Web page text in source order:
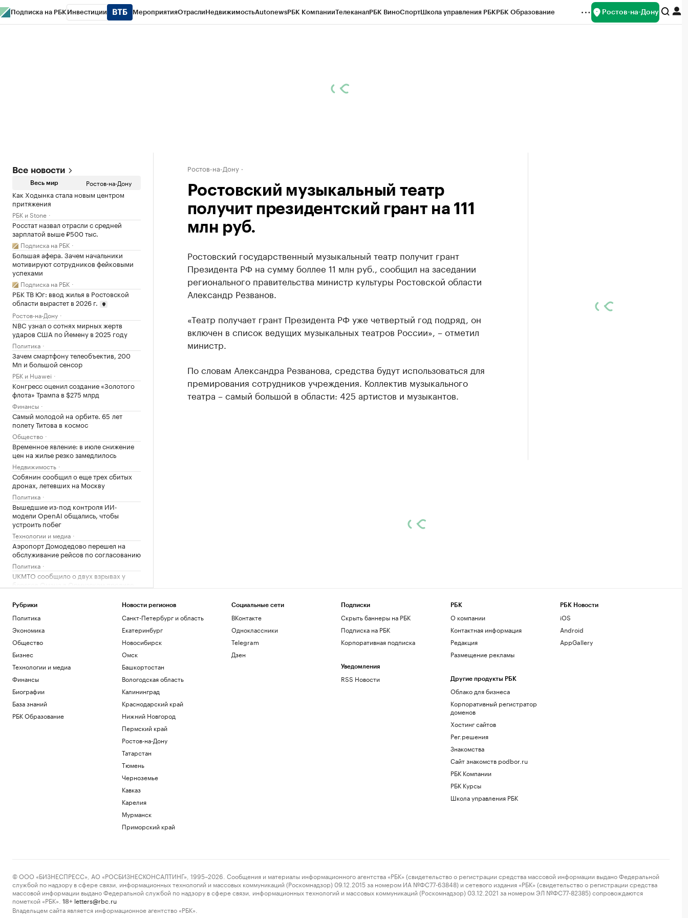
Подписка на РБК Инвестиции МероприятияОтраслиНедвижимостьAutonewsРБК КомпанииТелеканалРБК ВиноСпортШкола управления РБКРБК Образование Ростов-на-Дону
Все новости
Весь мир Ростов-на-Дону
Как Ходынка стала новым центром
притяжения
РБК и Stone
Росстат назвал отрасли с средней
зарплатой выше ₽500 тыс.
Подписка на РБК
Большая афера. Зачем начальники
мотивируют сотрудников фейковыми
успехами
Подписка на РБК
РБК ТВ Юг: ввод жилья в Ростовской
области вырастет в 2026 г.
Ростов-на-Дону
NBC узнал о сотнях мирных жертв
ударов США по Йемену в 2025 году
Политика
Зачем смартфону телеобъектив, 200
Мп и большой сенсор
РБК и Huawei
Конгресс оценил создание «Золотого
флота» Трампа в $275 млрд
Финансы
Самый молодой на орбите. 65 лет
полету Титова в космос
Общество
Временное явление: в июле снижение
цен на жилье резко замедлилось
Недвижимость
Собянин сообщил о еще трех сбитых
дронах, летевших на Москву
Политика
Вышедшие из-под контроля ИИ-
модели OpenAI общались, чтобы
устроить побег
Технологии и медиа
Аэропорт Домодедово перешел на
обслуживание рейсов по согласованию
Политика
UKMTO сообщило о двух взрывах у
берегов Омана в Ормузском проливе
NYT узнала о создании ЦРУ тайной
группы с целью раскола властей Кубы
В американском штате объявили ЧС в
энергетике из-за украинского
конфликта
Политика
проблемах в ответ на вопрос про
Украину
Политика
«Человек-паук: Новый день» за неделю
стал самым кассовым фильмом года
WP узнала, что Трамп потребовал у
Хегсета объяснений из-за дефицита
«ЕП» узнала, что Залужного не пустили
на встречу с британским министром
Ярославский губернатор сообщил о
перекрытии трассы на Москву из-за
Ростов-на-Дону
Ростовский музыкальный театр
получит президентский грант на 111
млн руб.
Ростовский государственный музыкальный театр получит грант
Президента РФ на сумму боллее 11 млн руб., сообщил на заседании
регионального правительства министр культуры Ростовской области
Александр Резванов.
«Театр получает грант Президента РФ уже четвертый год подряд, он
включен в список ведущих музыкальных театров России», – отметил
министр.
По словам Александра Резванова, средства будут использоваться для
премирования сотрудников учреждения. Коллектив музыкального
театра – самый большой в области: 425 артистов и музыкантов.
Рубрики
Политика
Экономика
Общество
Бизнес
Технологии и медиа
Финансы
Биографии
База знаний
РБК Образование
Новости регионов
Санкт-Петербург и область
Екатеринбург
Новосибирск
Омск
Башкортостан
Вологодская область
Калининград
Краснодарский край
Нижний Новгород
Пермский край
Ростов-на-Дону
Татарстан
Тюмень
Черноземье
Кавказ
Карелия
Мурманск
Приморский край
Социальные сети
ВКонтакте
Одноклассники
Telegram
Дзен
Подписки
Скрыть баннеры на РБК
Подписка на РБК
Корпоративная подписка
Уведомления
RSS Новости
РБК
О компании
Контактная информация
Редакция
Размещение рекламы
Другие продукты РБК
Облако для бизнеса
Корпоративный регистратор
доменов
Хостинг сайтов
Рег.решения
Знакомства
Сайт знакомств podbor.ru
РБК Компании
РБК Курсы
Школа управления РБК
РБК Новости
iOS
Android
AppGallery
© ООО «БИЗНЕСПРЕСС», АО «РОСБИЗНЕСКОНСАЛТИНГ», 1995–2026. Сообщения и материалы информационного агентства «РБК» (свидетельство о регистрации средства массовой информации выдано Федеральной
службой по надзору в сфере связи, информационных технологий и массовых коммуникаций (Роскомнадзор) 09.12.2015 за номером ИА №ФС77-63848) и сетевого издания «РБК» (свидетельство о регистрации средства
массовой информации выдано Федеральной службой по надзору в сфере связи, информационных технологий и массовых коммуникаций (Роскомнадзор) 03.12.2021 за номером ЭЛ №ФС77-82385) сопровождаются
пометкой «РБК».
18+ letters@rbc.ru
Владельцем сайта является информационное агентство «РБК».